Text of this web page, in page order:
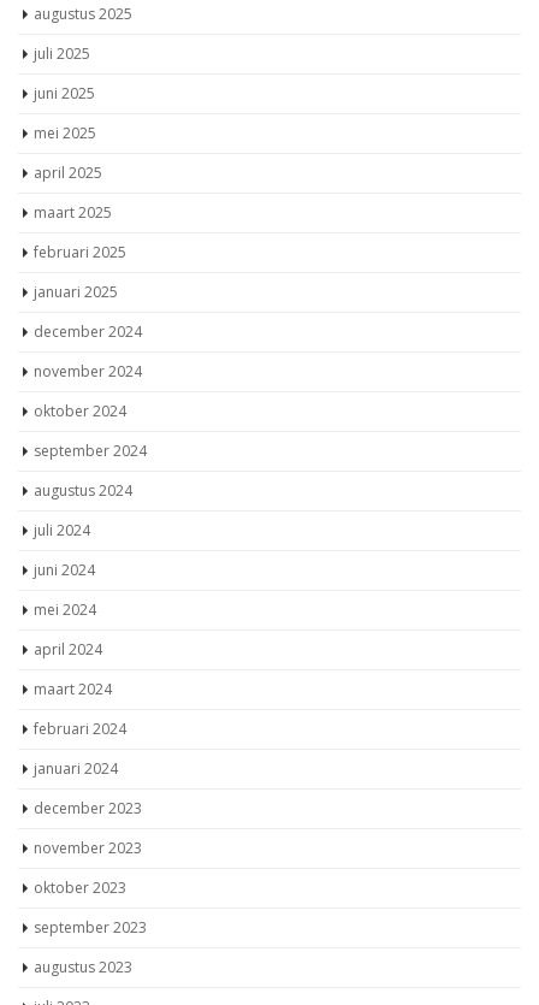
augustus 2025
juli 2025
juni 2025
mei 2025
april 2025
maart 2025
februari 2025
januari 2025
december 2024
november 2024
oktober 2024
september 2024
augustus 2024
juli 2024
juni 2024
mei 2024
april 2024
maart 2024
februari 2024
januari 2024
december 2023
november 2023
oktober 2023
september 2023
augustus 2023